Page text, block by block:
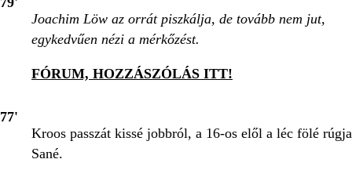
Joachim Löw az orrát piszkálja, de tovább nem jut,
egykedvűen nézi a mérkőzést.
FÓRUM, HOZZÁSZÓLÁS ITT!
77'
Kroos passzát kissé jobbról, a 16-os elől a léc fölé rúgja
Sané.